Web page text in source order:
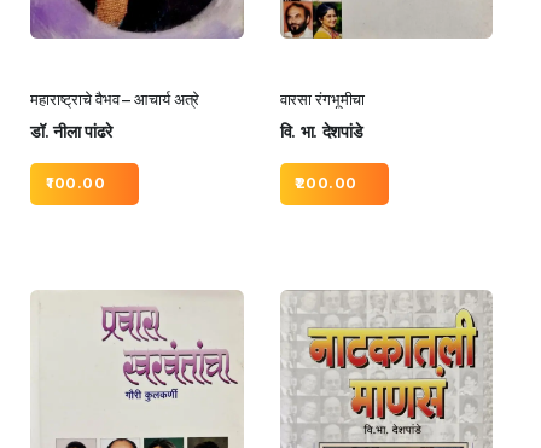
महाराष्ट्राचे वैभव – आचार्य अत्रे
डॉ. नीला पांढरे
100.00
वारसा रंगभूमीचा
वि. भा. देशपांडे
200.00